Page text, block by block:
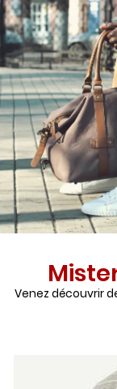
Venez découvrir